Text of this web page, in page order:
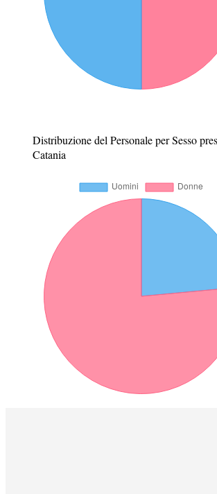
Distribuzione del Personale per Sesso
Catania